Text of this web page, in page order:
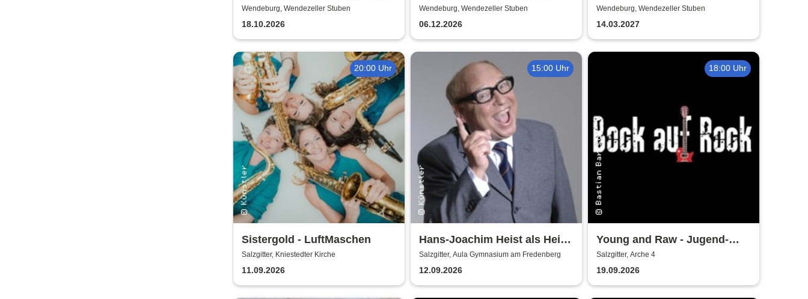
Hyde
Wendeburg, Wendezeller Stuben
18.10.2026
Ripper
Wendeburg, Wendezeller Stuben
06.12.2026
Wendeburg, Wendezeller Stuben
14.03.2027
20:00 Uhr
Sistergold - LuftMaschen
Salzgitter, Kniestedter Kirche
11.09.2026
15:00 Uhr
Hans-Joachim Heist als Heinz
Erhard - Noch'n Gedicht
Salzgitter, Aula Gymnasium am Fredenberg
12.09.2026
18:00 Uhr
Young and Raw - Jugend-
Konzert
Salzgitter, Arche 4
19.09.2026